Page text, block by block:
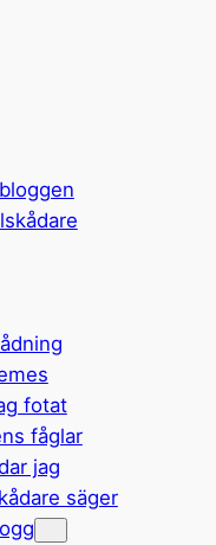
fotat
fåglar
jag
säger